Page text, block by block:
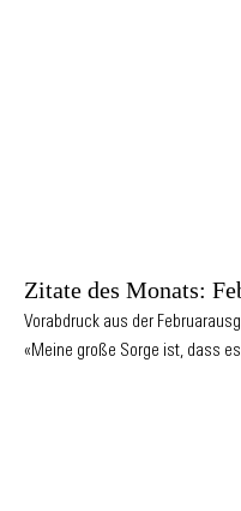
Zitate des Monats:
Vorabdruck aus der
«Meine große Sorge ist, dass